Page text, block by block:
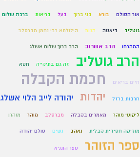
אור הסולם בורא בני ברוך בעל בריאות ברכת שלום
גוטליב דיאטה הגות הילולתא רבי נחמן מברסלב
המהרחו הרב אשרוב הרב ברוך שלום אשלג
הרב גוטליב זה גם בתיקייה חטא
חיים בריאים חכמת הקבלה
חרבות ברזל יהדות יהודה לייב הלוי אשלג
ליקוטי מוהר מאמרים בקבלה מברסלב מוהר מוהרן
מוזיקה חסידית קבלית נאהב נשים סולם יהודה
ספר הזוהר ספר התניא